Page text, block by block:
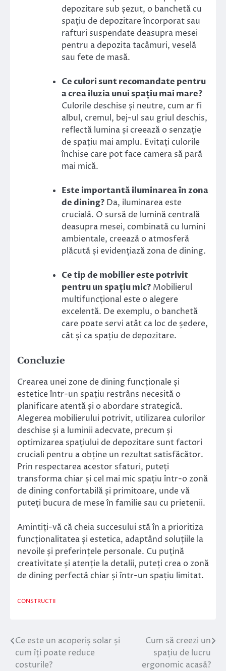
depozitare sub șezut, o banchetă cu
spațiu de depozitare încorporat sau
rafturi suspendate deasupra mesei
pentru a depozita tacâmuri, veselă
sau fete de masă.
Ce culori sunt recomandate pentru
a crea iluzia unui spațiu mai mare?
Culorile deschise și neutre, cum ar fi
albul, cremul, bej-ul sau griul deschis,
reflectă lumina și creează o senzație
de spațiu mai amplu. Evitați culorile
închise care pot face camera să pară
mai mică.
Este importantă iluminarea în zona
de dining? Da, iluminarea este
crucială. O sursă de lumină centrală
deasupra mesei, combinată cu lumini
ambientale, creează o atmosferă
plăcută și evidențiază zona de dining.
Ce tip de mobilier este potrivit
pentru un spațiu mic? Mobilierul
multifuncțional este o alegere
excelentă. De exemplu, o banchetă
care poate servi atât ca loc de ședere,
cât și ca spațiu de depozitare.
Concluzie
Crearea unei zone de dining funcționale și
estetice într-un spațiu restrâns necesită o
planificare atentă și o abordare strategică.
Alegerea mobilierului potrivit, utilizarea culorilor
deschise și a luminii adecvate, precum și
optimizarea spațiului de depozitare sunt factori
cruciali pentru a obține un rezultat satisfăcător.
Prin respectarea acestor sfaturi, puteți
transforma chiar și cel mai mic spațiu într-o zonă
de dining confortabilă și primitoare, unde vă
puteți bucura de mese în familie sau cu prietenii.
Amintiți-vă că cheia succesului stă în a prioritiza
funcționalitatea și estetica, adaptând soluțiile la
nevoile și preferințele personale. Cu puțină
creativitate și atenție la detalii, puteți crea o zonă
de dining perfectă chiar și într-un spațiu limitat.
CONSTRUCTII
Navigare
în
Ce este un acoperiș solar și
cum îți poate reduce
costurile?
Cum să creezi un
spațiu de lucru
ergonomic acasă?